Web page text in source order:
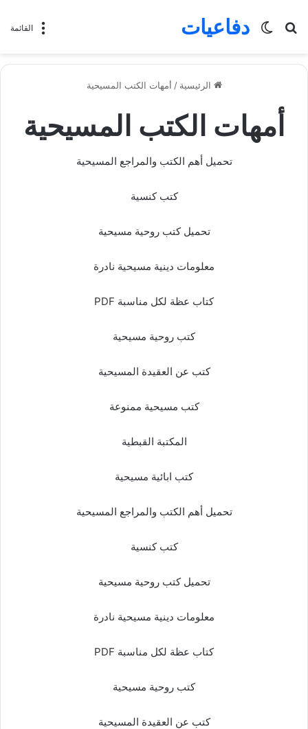
القائمة دفاعيات
بحث
الوضع
الرئيسية / أمهات الكتب المسيحية
أمهات الكتب المسيحية
تحميل أهم الكتب والمراجع المسيحية
كتب كنسية
تحميل كتب روحية مسيحية
معلومات دينية مسيحية نادرة
كتاب عظة لكل مناسبة PDF
كتب روحية مسيحية
كتب عن العقيدة المسيحية
كتب مسيحية ممنوعة
المكتبة القبطية
كتب ابائية مسيحية
تحميل أهم الكتب والمراجع المسيحية
كتب كنسية
تحميل كتب روحية مسيحية
معلومات دينية مسيحية نادرة
كتاب عظة لكل مناسبة PDF
كتب روحية مسيحية
كتب عن العقيدة المسيحية